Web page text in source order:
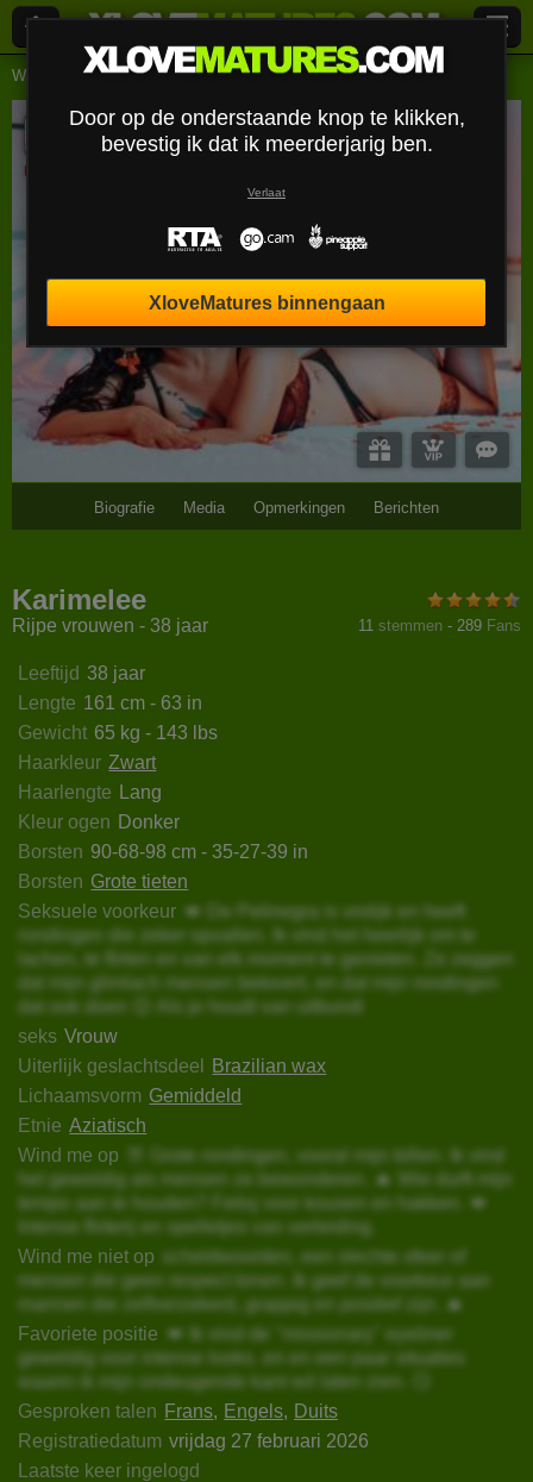
Webcams Lives Rijpe vrouwen Karimelee
Karimelee
Uitloggen
Biografie Media Opmerkingen Berichten
11 stemmen - 289 Fans
Karimelee
Rijpe vrouwen - 38 jaar
Leeftijd 38 jaar
Lengte 161 cm - 63 in
Gewicht 65 kg - 143 lbs
Haarkleur Zwart
Haarlengte Lang
Kleur ogen Donker
Borsten 90-68-98 cm - 35-27-39 in
Borsten Grote tieten
Seksuele voorkeur 💋 De Pelinegra is vrolijk en heeft
rondingen die zeker opvallen. Ik vind het heerlijk om te
lachen, te flirten en van elk moment te genieten. Ze zeggen
dat mijn glimlach mensen betovert, en dat mijn rondingen
dat ook doen 😉 Als je houdt van uitbundi
seks Vrouw
Uiterlijk geslachtsdeel
Brazilian wax
Lichaamsvorm Gemiddeld
Etnie Aziatisch
Wind me op
🍑 Grote rondingen, vooral mijn billen. Ik vind
het geweldig als mensen ze bewonderen. 🔥 Wie durft mijn
tempo aan te houden? Fetisj voor kousen en hakken. 💋
Intense flirterij en spelletjes van verleiding.
Wind me niet op scheldwoorden, een slechte sfeer of
mensen die geen respect tonen. Ik geef de voorkeur aan
mannen die zelfverzekerd, grappig en positief zijn. 🔥
Favoriete positie 💋 Ik vind de "missionary" eyeliner
geweldig voor intense looks. en en een paar situaties
waarin ik mijn ondeugende kant wil laten zien. 😏
Gesproken talen Frans Engels
Duits
Registratiedatum vrijdag 27 februari 2026
Laatste keer ingelogd
Door op de onderstaande knop te klikken,
bevestig ik dat ik meerderjarig ben.
Verlaat
XloveMatures binnengaan